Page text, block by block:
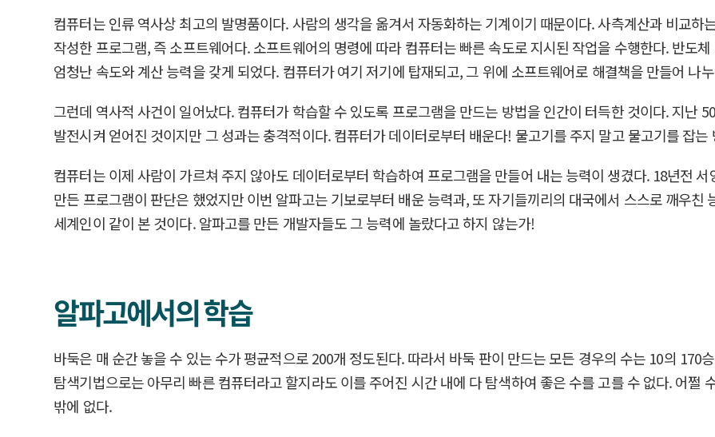
컴퓨터는 인류 역사상 최고의 발명품이다. 사람의 생각을 옮겨서 자동화하는 기계이기 때문이다. 사측계산과 비교하
작성한 프로그램, 즉 소프트웨어다. 소프트웨어의 명령에 따라 컴퓨터는 빠른 속도로 지시된 작업을 수행한다. 반도
엄청난 속도와 계산 능력을 갖게 되었다. 컴퓨터가 여기 저기에 탑재되고, 그 위에 소프트웨어로 해결책을 만들어 나
그런데 역사적 사건이 일어났다. 컴퓨터가 학습할 수 있도록 프로그램을 만드는 방법을 인간이 터득한 것이다. 지난
발전시켜 얻어진 것이지만 그 성과는 충격적이다. 컴퓨터가 데이터로부터 배운다! 물고기를 주지 말고 물고기를 잡
컴퓨터는 이제 사람이 가르쳐 주지 않아도 데이터로부터 학습하여 프로그램을 만들어 내는 능력이 생겼다. 18년전
만든 프로그램이 판단은 했었지만 이번 알파고는 기보로부터 배운 능력과, 또 자기들끼리의 대국에서 스스로 깨우친
세계인이 같이 본 것이다. 알파고를 만든 개발자들도 그 능력에 놀랐다고 하지 않는가!
알파고에서의 학습
바둑은 매 순간 놓을 수 있는 수가 평균적으로 200개 정도된다. 따라서 바둑 판이 만드는 모든 경우의 수는 10의 170
탐색기법으로는 아무리 빠른 컴퓨터라고 할지라도 이를 주어진 시간 내에 다 탐색하여 좋은 수를 고를 수 없다. 어쩔
밖에 없다.